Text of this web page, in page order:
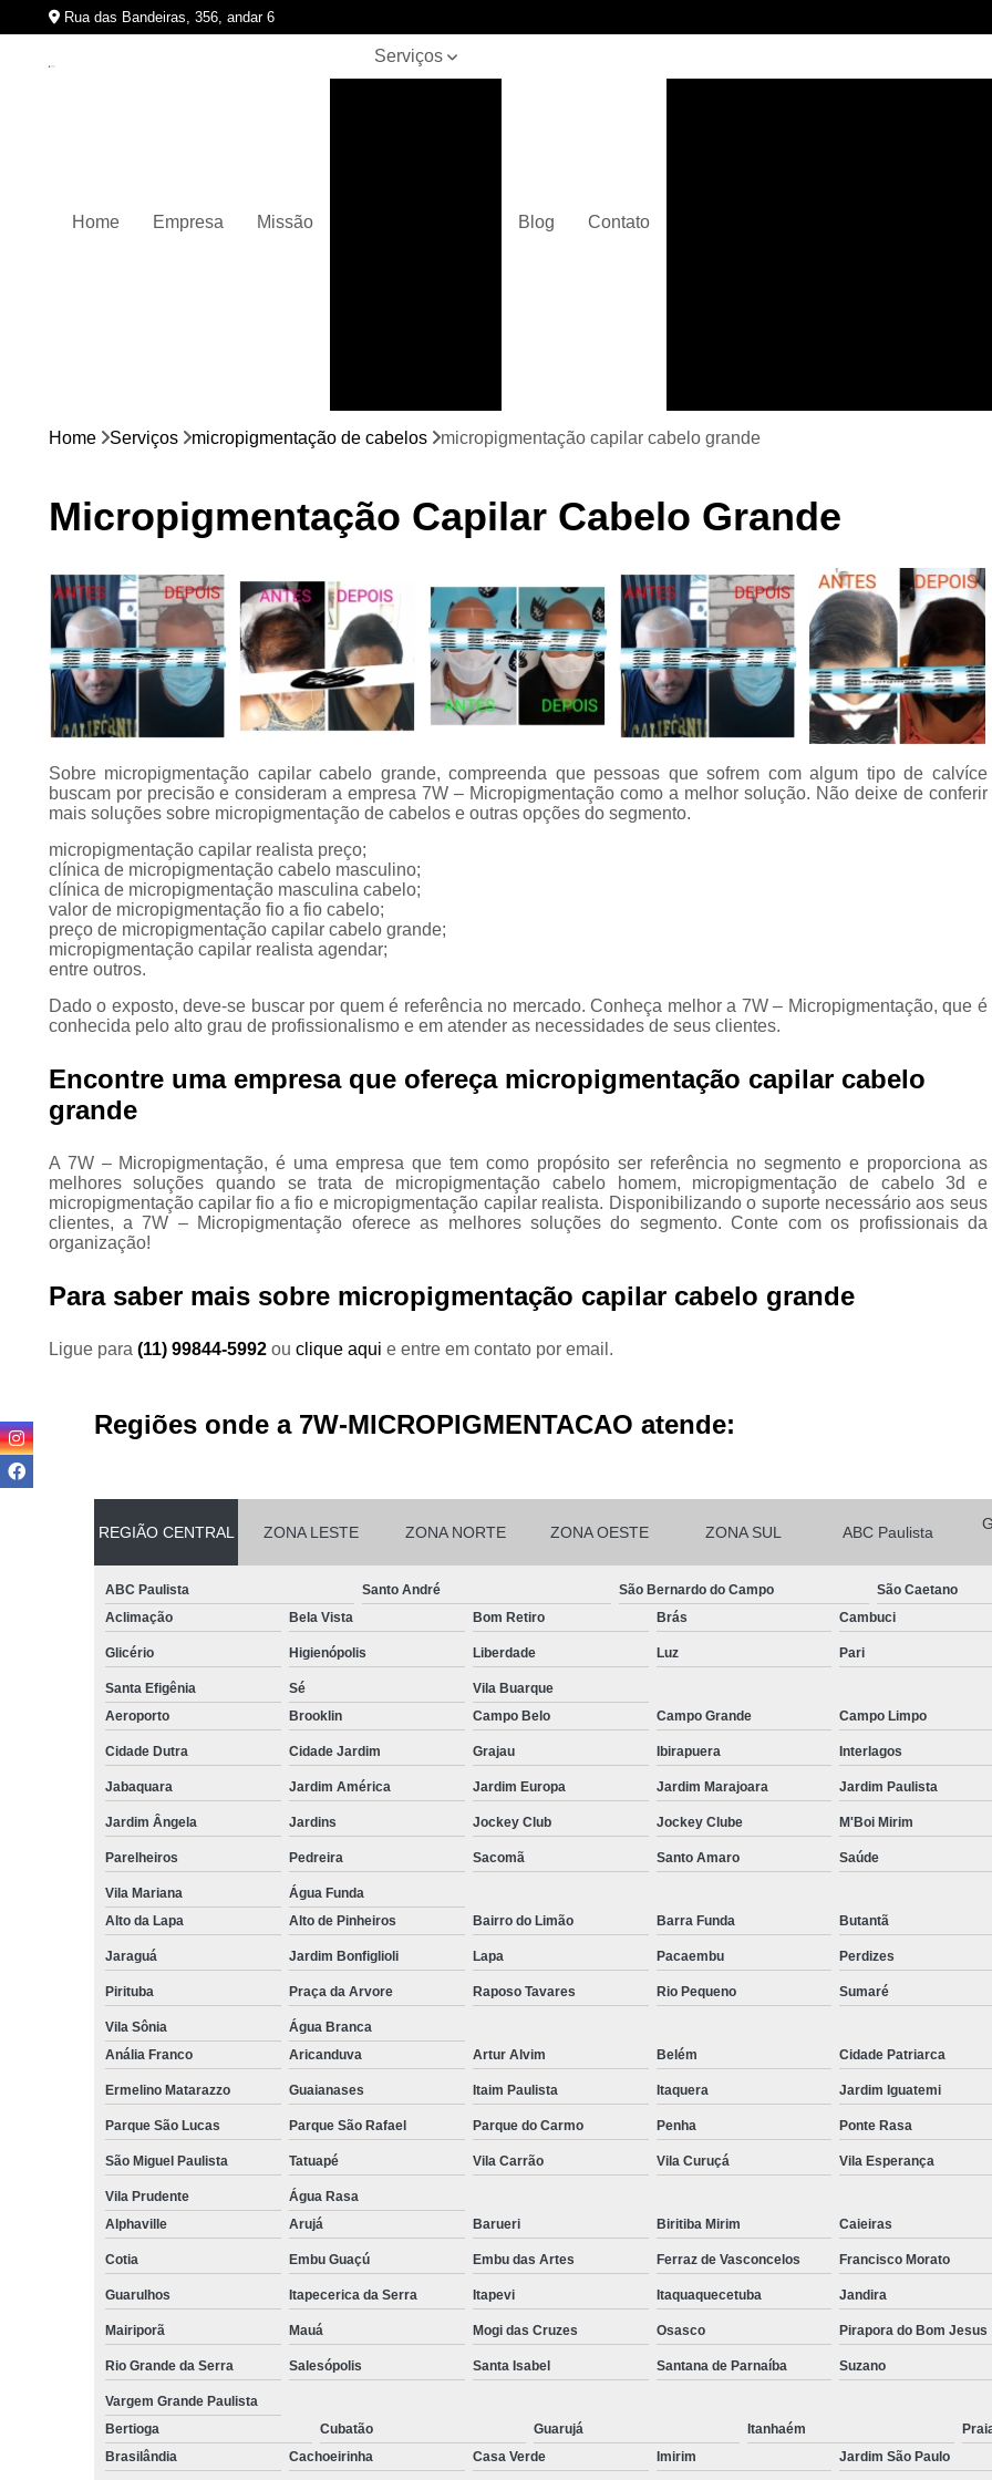
Rua das Bandeiras, 356, andar 6
Home Empresa Missão
Serviços
Preenchimento
calvície
Blog Contato
Curso de
Curso de Micropigmentação Santo
Curso
Curso Presencial
Cursos de
Cursos de Micropigmentação de
Micropigmentação Capilar com
Micropigmentação Cabelo
Micropigmentação Capilar Cabelo
Micropigmentação de
Micropigmentação de Cabelo
Micropigmentação no Cabelo
Micropigmentação na Barba ABC
Nano Micro Capilar São Bernardo do
Nano Micropigmentação de Barba
Nano
Nano
Nano Pigmentação no
Pigmentação Capilar 3d
Pigmentação Capilar em
Pigmentação de Cabelo
Preenchimento Capilar com
Preenchimento Capilar em
Preenchimento Capilar
Preenchimento Capilar na
Tratamento de Calvície
Tratamento para a Calvície
Tratamento para Calvície com
Home Serviços micropigmentação de cabelos micropigmentação capilar cabelo grande
Micropigmentação Capilar Cabelo Grande
Sobre micropigmentação capilar cabelo grande, compreenda que pessoas que sofrem com algum tipo de calvíce
buscam por precisão e consideram a empresa 7W – Micropigmentação como a melhor solução. Não deixe de conferir
mais soluções sobre micropigmentação de cabelos e outras opções do segmento.
micropigmentação capilar realista preço;
clínica de micropigmentação cabelo masculino;
clínica de micropigmentação masculina cabelo;
valor de micropigmentação fio a fio cabelo;
preço de micropigmentação capilar cabelo grande;
micropigmentação capilar realista agendar;
entre outros.
Dado o exposto, deve-se buscar por quem é referência no mercado. Conheça melhor a 7W – Micropigmentação, que é
conhecida pelo alto grau de profissionalismo e em atender as necessidades de seus clientes.
Encontre uma empresa que ofereça micropigmentação capilar cabelo
grande
A 7W – Micropigmentação, é uma empresa que tem como propósito ser referência no segmento e proporciona as
melhores soluções quando se trata de micropigmentação cabelo homem, micropigmentação de cabelo 3d e
micropigmentação capilar fio a fio e micropigmentação capilar realista. Disponibilizando o suporte necessário aos seus
clientes, a 7W – Micropigmentação oferece as melhores soluções do segmento. Conte com os profissionais da
organização!
Para saber mais sobre micropigmentação capilar cabelo grande
Ligue para (11) 99844-5992 ou clique aqui e entre em contato por email.
Regiões onde a 7W-MICROPIGMENTACAO atende:
REGIÃO CENTRAL ZONA LESTE ZONA NORTE ZONA OESTE ZONA SUL ABC Paulista
ABC Paulista Santo André São Bernardo do Campo São Caetano
Aclimação
Bela Vista Bom Retiro Brás Cambuci
Glicério Higienópolis Liberdade Luz Pari
Santa Efigênia Sé
Vila Buarque
Aeroporto
Brooklin Campo Belo Campo Grande Campo Limpo
Cidade Dutra Cidade Jardim Grajau Ibirapuera Interlagos
Jabaquara Jardim América Jardim Europa Jardim Marajoara Jardim Paulista
Jardim Ângela Jardins Jockey Club Jockey Clube M'Boi Mirim
Parelheiros Pedreira Sacomã Santo Amaro Saúde
Vila Mariana
Água Funda
Alto da Lapa
Alto de Pinheiros Bairro do Limão Barra Funda Butantã
Jaraguá Jardim Bonfiglioli Lapa Pacaembu Perdizes
Pirituba Praça da Arvore Raposo Tavares Rio Pequeno Sumaré
Vila Sônia
Água Branca
Anália Franco
Aricanduva Artur Alvim Belém Cidade Patriarca
Ermelino Matarazzo Guaianases Itaim Paulista Itaquera Jardim Iguatemi
Parque São Lucas Parque São Rafael Parque do Carmo Penha Ponte Rasa
São Miguel Paulista Tatuapé Vila Carrão Vila Curuçá Vila Esperança
Vila Prudente
Água Rasa
Alphaville
Arujá Barueri Biritiba Mirim Caieiras
Cotia Embu Guaçú Embu das Artes Ferraz de Vasconcelos Francisco Morato
Guarulhos Itapecerica da Serra Itapevi Itaquaquecetuba Jandira
Mairiporã Mauá Mogi das Cruzes Osasco Pirapora do Bom Jesus
Rio Grande da Serra Salesópolis Santa Isabel Santana de Parnaíba Suzano
Vargem Grande Paulista
Bertioga
Cubatão Guarujá Itanhaém
Brasilândia
Cachoeirinha Casa Verde Imirim Jardim São Paulo